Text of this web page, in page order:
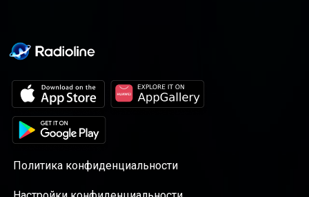
Политика конфиденциальности